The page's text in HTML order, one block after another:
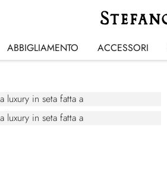
ABBIGLIAMENTO ACCESSORI